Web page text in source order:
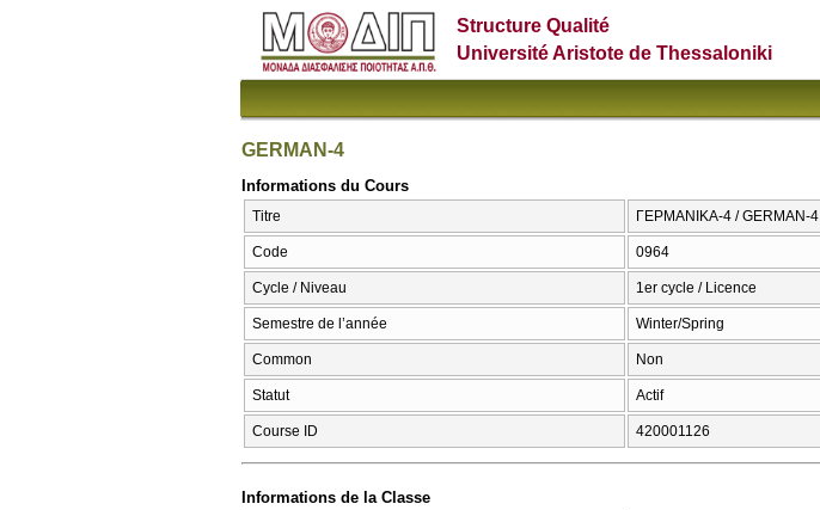
Structure Qualité
Université Aristote de Thessaloniki
GERMAN-4
Informations du Cours
Titre ΓΕΡΜΑΝΙΚΑ-4 / GERMAN-4
Code 0964
Cycle / Niveau 1er cycle / Licence
Semestre de l’année Winter/Spring
Common Non
Statut Actif
Course ID 420001126
Informations de la Classe